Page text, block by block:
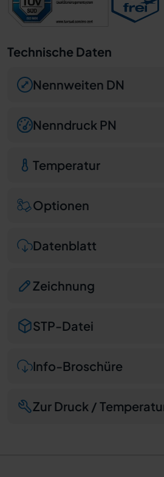
Technische Daten
Nennweiten DN
Nenndruck PN
Temperatur
Optionen
Datenblatt
Zeichnung
STP-Datei
Info-Broschüre
Zur Druck /